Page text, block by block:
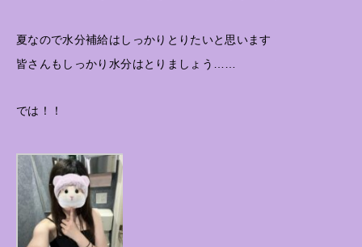
夏なので水分補給はしっかりとりたいと思います
皆さんもしっかり水分はとりましょう……
では！！